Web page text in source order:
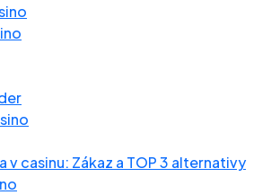
v casinu: Zákaz a TOP 3 alternativy